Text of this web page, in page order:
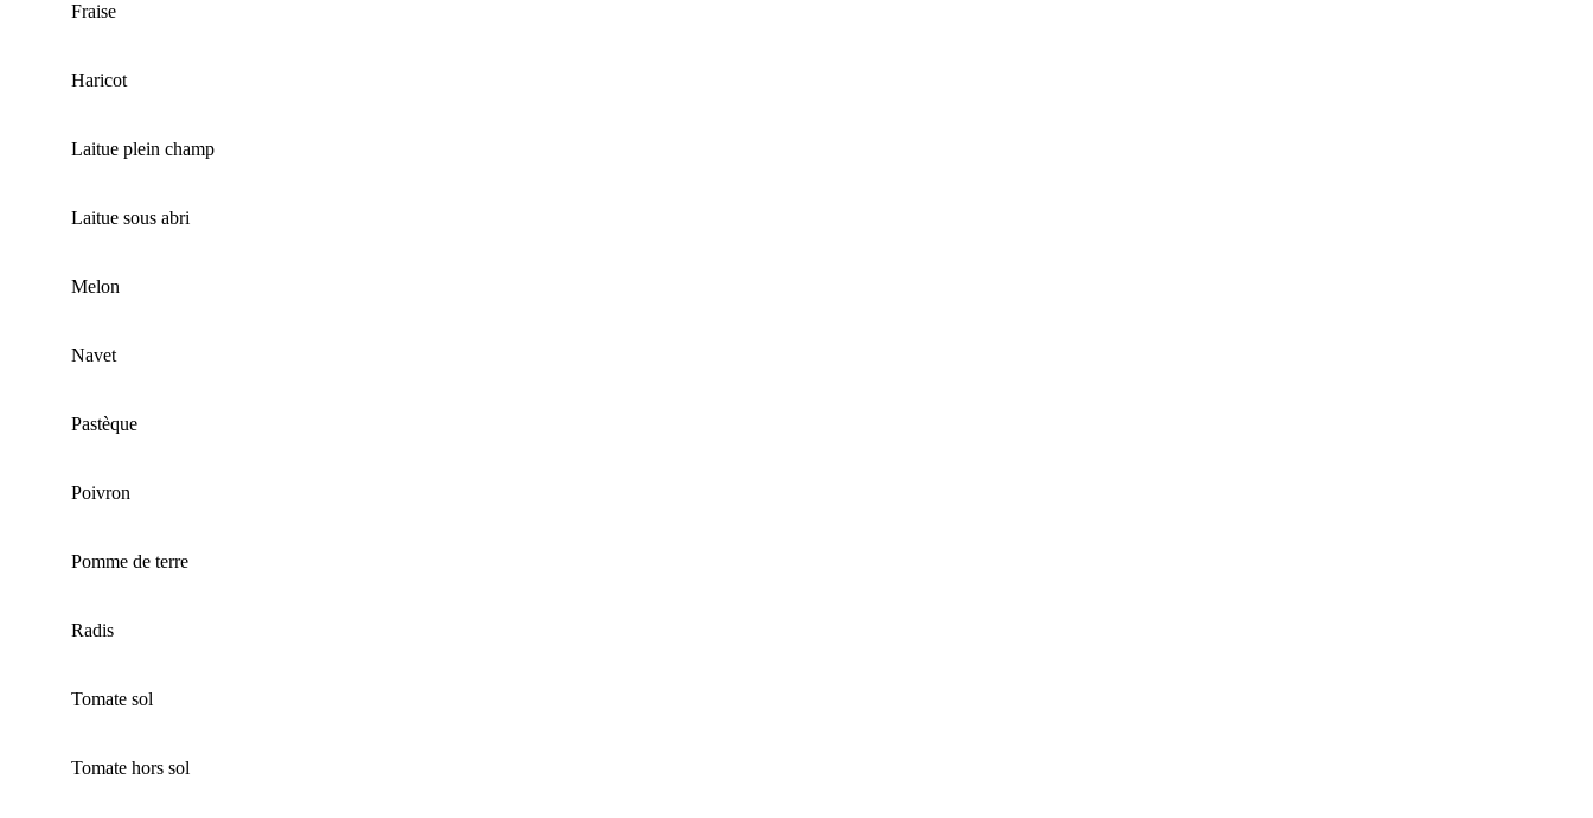
Fraise
Haricot
Laitue plein champ
Laitue sous abri
Melon
Navet
Pastèque
Poivron
Pomme de terre
Radis
Tomate sol
Tomate hors sol